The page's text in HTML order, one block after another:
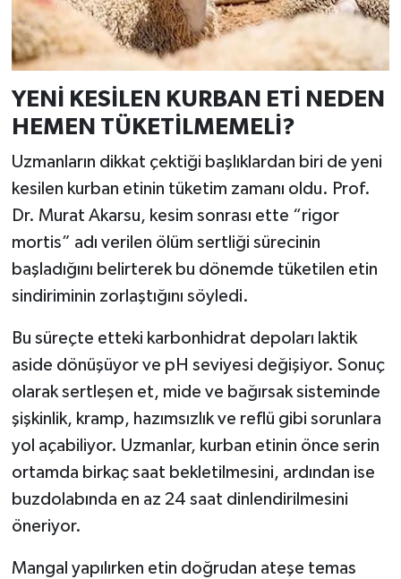
YENİ KESİLEN KURBAN ETİ NEDEN
HEMEN TÜKETİLMEMELİ?
Uzmanların dikkat çektiği başlıklardan biri de yeni
kesilen kurban etinin tüketim zamanı oldu. Prof.
Dr. Murat Akarsu, kesim sonrası ette “rigor
mortis” adı verilen ölüm sertliği sürecinin
başladığını belirterek bu dönemde tüketilen etin
sindiriminin zorlaştığını söyledi.
Bu süreçte etteki karbonhidrat depoları laktik
aside dönüşüyor ve pH seviyesi değişiyor. Sonuç
olarak sertleşen et, mide ve bağırsak sisteminde
şişkinlik, kramp, hazımsızlık ve reflü gibi sorunlara
yol açabiliyor. Uzmanlar, kurban etinin önce serin
ortamda birkaç saat bekletilmesini, ardından ise
buzdolabında en az 24 saat dinlendirilmesini
öneriyor.
Mangal yapılırken etin doğrudan ateşe temas